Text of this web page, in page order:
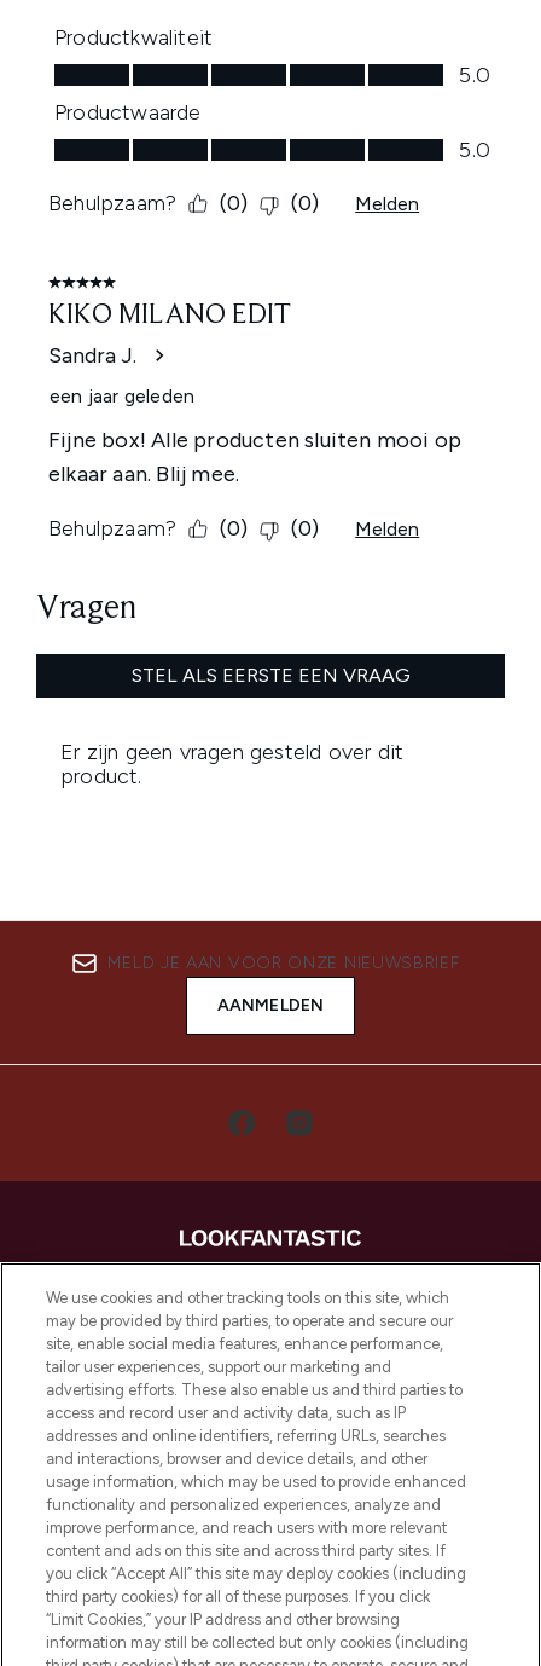
MELD JE AAN VOOR ONZE NIEUWSBRIEF
AANMELDEN
LOOKFANTASTIC is de ultieme online
beautybestemming van Europa, met de
beste huidverzorging, haarproducten en
make-up van meer dan 200 topmerken.
Shop online of via de app, met gratis
verzending vanaf €40.
Cookie-toestemming
Do Not Sell or Share My Personal
Information
HELP & INFORMATIE
BEDRIJFSINFORMATIE
We use cookies and other tracking tools on this site, which
may be provided by third parties, to operate and secure our
site, enable social media features, enhance performance,
tailor user experiences, support our marketing and
advertising efforts. These also enable us and third parties to
access and record user and activity data, such as IP
addresses and online identifiers, referring URLs, searches
and interactions, browser and device details, and other
usage information, which may be used to provide enhanced
functionality and personalized experiences, analyze and
improve performance, and reach users with more relevant
content and ads on this site and across third party sites. If
you click “Accept All” this site may deploy cookies (including
third party cookies) for all of these purposes. If you click
“Limit Cookies,” your IP address and other browsing
information may still be collected but only cookies (including